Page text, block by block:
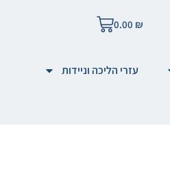
0.00 ₪
עזרי הליכה וניידות